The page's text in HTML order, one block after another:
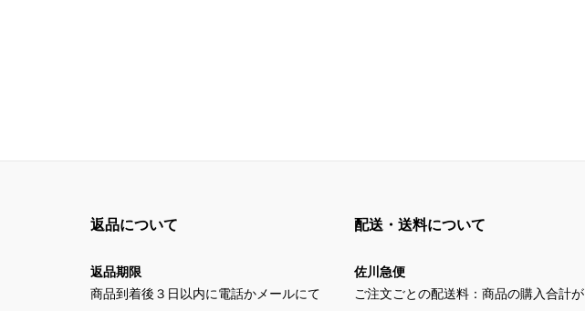
返品について
返品期限
商品到着後３日以内に電話かメールにて
配送・送料について
佐川急便
ご注文ごとの配送料：商品の購入合計が